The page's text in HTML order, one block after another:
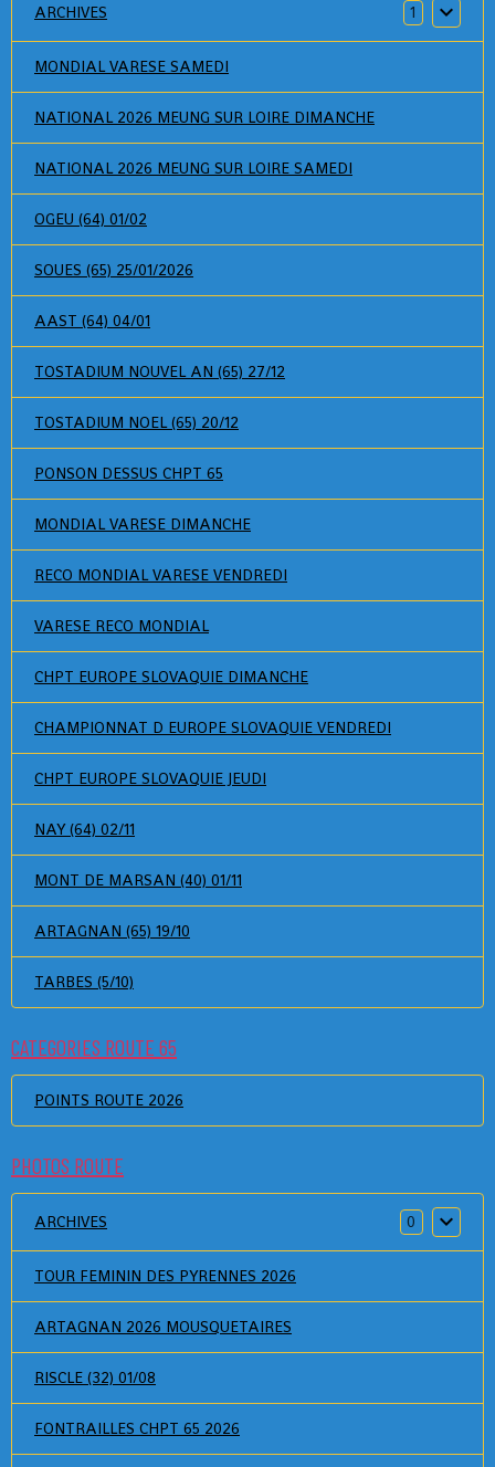
ARCHIVES 1
MONDIAL VARESE SAMEDI
NATIONAL 2026 MEUNG SUR LOIRE DIMANCHE
NATIONAL 2026 MEUNG SUR LOIRE SAMEDI
OGEU (64) 01/02
SOUES (65) 25/01/2026
AAST (64) 04/01
TOSTADIUM NOUVEL AN (65) 27/12
TOSTADIUM NOEL (65) 20/12
PONSON DESSUS CHPT 65
MONDIAL VARESE DIMANCHE
RECO MONDIAL VARESE VENDREDI
VARESE RECO MONDIAL
CHPT EUROPE SLOVAQUIE DIMANCHE
CHAMPIONNAT D EUROPE SLOVAQUIE VENDREDI
CHPT EUROPE SLOVAQUIE JEUDI
NAY (64) 02/11
MONT DE MARSAN (40) 01/11
ARTAGNAN (65) 19/10
TARBES (5/10)
CATEGORIES ROUTE 65
POINTS ROUTE 2026
PHOTOS ROUTE
ARCHIVES 0
TOUR FEMININ DES PYRENNES 2026
ARTAGNAN 2026 MOUSQUETAIRES
RISCLE (32) 01/08
FONTRAILLES CHPT 65 2026